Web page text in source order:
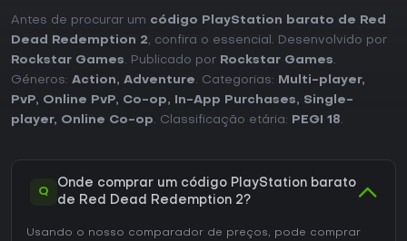
Antes de procurar um código PlayStation barato de Red
Dead Redemption 2, confira o essencial. Desenvolvido por
Rockstar Games. Publicado por Rockstar Games.
Géneros: Action, Adventure. Categorias: Multi-player,
PvP, Online PvP, Co-op, In-App Purchases, Single-
player, Online Co-op. Classificação etária: PEGI 18.
Q
Onde comprar um código PlayStation barato
de Red Dead Redemption 2?
Usando o nosso comparador de preços, pode comprar